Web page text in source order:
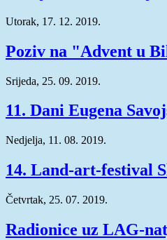
Utorak, 17. 12. 2019.
Poziv na "Advent u
Srijeda, 25. 09. 2019.
11. Dani Eugena
Nedjelja, 11. 08. 2019.
14. Land-art-festival
Četvrtak, 25. 07. 2019.
Radionice uz LAG-